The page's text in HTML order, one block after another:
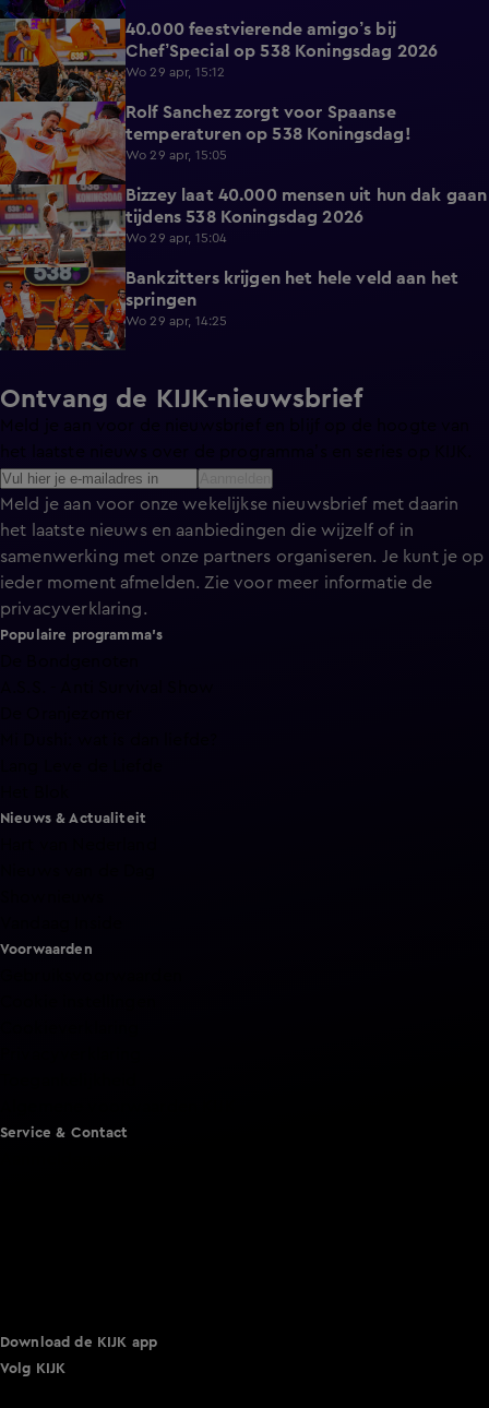
8:07
40.000 feestvierende amigo’s bij
Chef’Special op 538 Koningsdag 2026
Wo 29 apr, 15:12
15:07
Rolf Sanchez zorgt voor Spaanse
temperaturen op 538 Koningsdag!
Wo 29 apr, 15:05
16:59
Bizzey laat 40.000 mensen uit hun dak gaan
tijdens 538 Koningsdag 2026
Wo 29 apr, 15:04
16:09
Bankzitters krijgen het hele veld aan het
springen
Wo 29 apr, 14:25
Ontvang de KIJK-nieuwsbrief
Meld je aan voor onze wekelijkse nieuwsbrief met daarin
het laatste nieuws en aanbiedingen die wijzelf of in
samenwerking met onze partners organiseren. Je kunt je op
ieder moment afmelden. Zie voor meer informatie de
privacyverklaring.
Populaire programma's
Nieuws & Actualiteit
Voorwaarden
Service & Contact
Download de KIJK app
Volg KIJK